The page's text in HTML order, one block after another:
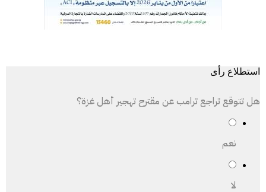
استطلاع رأى
هل تتوقع تراجع ترامب عن مقترح تهجير أهل غزة؟
نعم
لا